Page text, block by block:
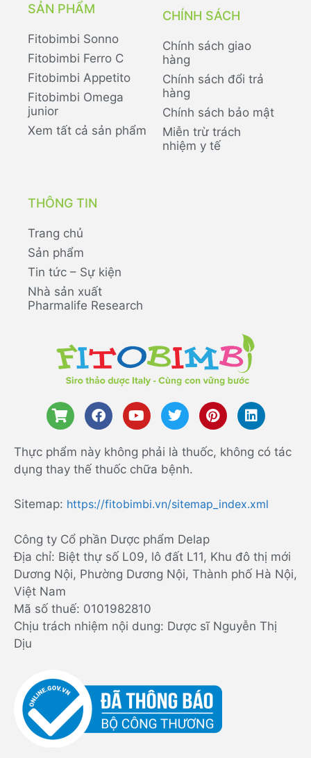
SẢN PHẨM
Fitobimbi Sonno
Fitobimbi Ferro C
Fitobimbi Appetito
Fitobimbi Omega
junior
Xem tất cả sản phẩm
CHÍNH SÁCH
Chính sách giao
hàng
Chính sách đổi trả
hàng
Chính sách bảo mật
Miễn trừ trách
nhiệm y tế
THÔNG TIN
Trang chủ
Sản phẩm
Tin tức – Sự kiện
Nhà sản xuất
Pharmalife Research
Thực phẩm này không phải là thuốc, không có tác
dụng thay thế thuốc chữa bệnh.
Sitemap: https://fitobimbi.vn/sitemap_index.xml
Công ty Cổ phần Dược phẩm Delap
Địa chỉ: Biệt thự số L09, lô đất L11, Khu đô thị mới
Dương Nội, Phường Dương Nội, Thành phố Hà Nội,
Việt Nam
Mã số thuế: 0101982810
Chịu trách nhiệm nội dung: Dược sĩ Nguyễn Thị
Dịu